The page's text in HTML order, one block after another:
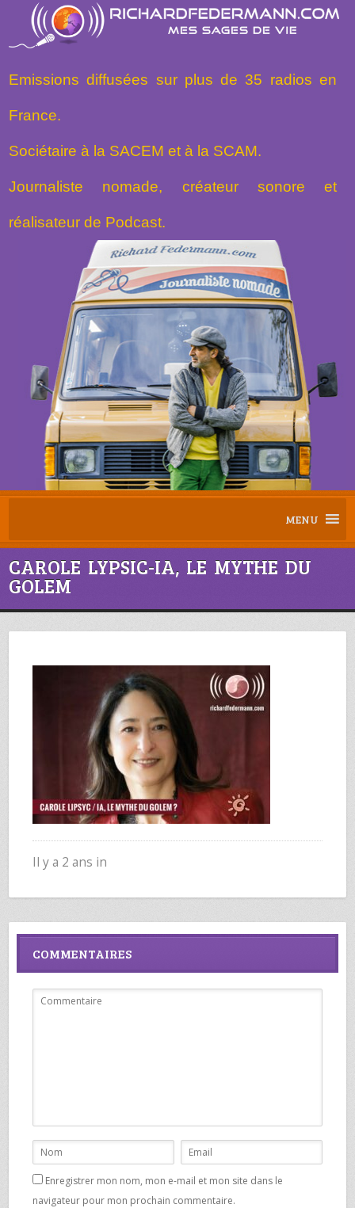
Emissions diffusées sur plus de 35 radios en
France.
Sociétaire à la SACEM et à la SCAM.
Journaliste nomade, créateur sonore et
réalisateur de Podcast.
MENU
CAROLE LYPSIC-IA, LE MYTHE DU
GOLEM
Il y a 2 ans in
COMMENTAIRES
Enregistrer mon nom, mon e-mail et mon site dans le
navigateur pour mon prochain commentaire.